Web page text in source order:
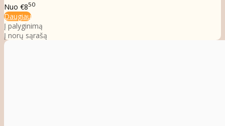
Nuo €850
Daugiau
Į palyginimą
Į norų sąrašą